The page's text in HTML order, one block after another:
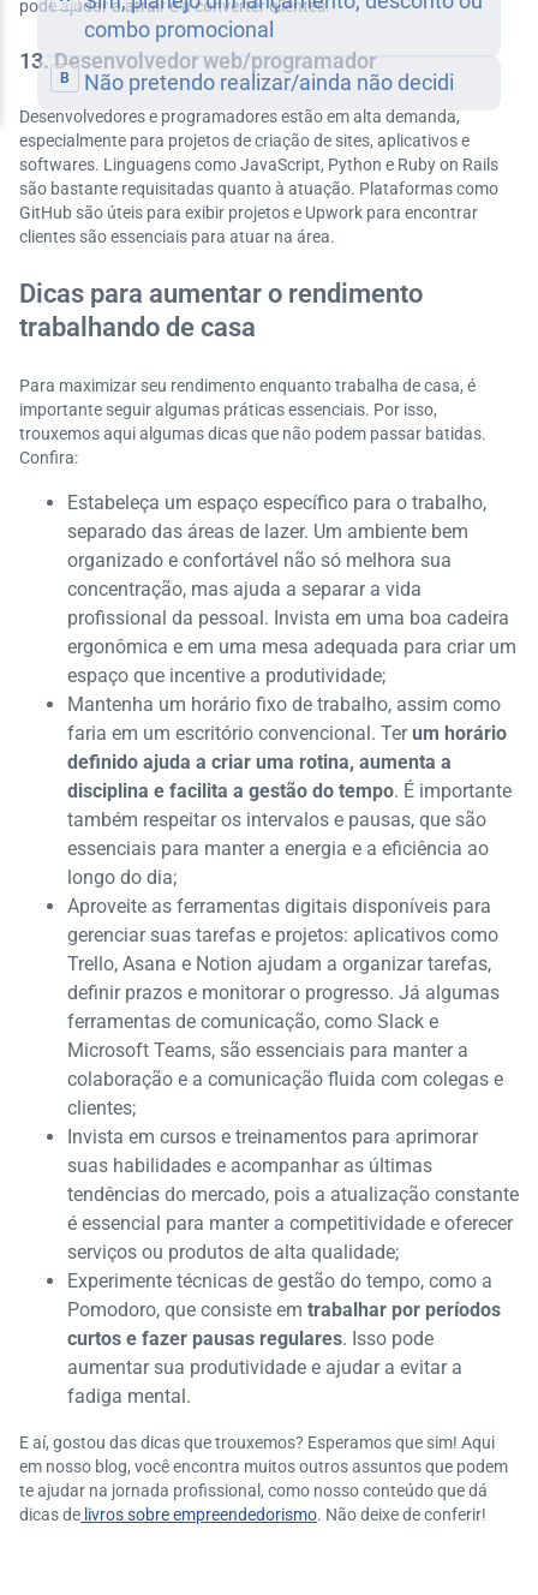
pode ajudar a atrair e a converter clientes.
13. Desenvolvedor web/programador
Desenvolvedores e programadores estão em alta demanda,
especialmente para projetos de criação de sites, aplicativos e
softwares. Linguagens como JavaScript, Python e Ruby on Rails
são bastante requisitadas quanto à atuação. Plataformas como
GitHub são úteis para exibir projetos e Upwork para encontrar
clientes são essenciais para atuar na área.
Dicas para aumentar o rendimento
trabalhando de casa
Para maximizar seu rendimento enquanto trabalha de casa, é
importante seguir algumas práticas essenciais. Por isso,
trouxemos aqui algumas dicas que não podem passar batidas.
Confira:
Estabeleça um espaço específico para o trabalho,
separado das áreas de lazer. Um ambiente bem
organizado e confortável não só melhora sua
concentração, mas ajuda a separar a vida
profissional da pessoal. Invista em uma boa cadeira
ergonômica e em uma mesa adequada para criar um
espaço que incentive a produtividade;
Mantenha um horário fixo de trabalho, assim como
faria em um escritório convencional. Terum horário
definido ajuda a criar uma rotina, aumenta a
disciplina e facilita a gestão do tempo. É importante
também respeitar os intervalos e pausas, que são
essenciais para manter a energia e a eficiência ao
longo do dia;
Aproveite as ferramentas digitais disponíveis para
gerenciar suas tarefas e projetos: aplicativos como
Trello, Asana e Notion ajudam a organizar tarefas,
definir prazos e monitorar o progresso. Já algumas
ferramentas de comunicação, como Slack e
Microsoft Teams, são essenciais para manter a
colaboração e a comunicação fluida com colegas e
clientes;
Invista em cursos e treinamentos para aprimorar
suas habilidades e acompanhar as últimas
tendências do mercado, pois a atualização constante
é essencial para manter a competitividade e oferecer
serviços ou produtos de alta qualidade;
Experimente técnicas de gestão do tempo, como a
Pomodoro, que consiste em trabalhar por períodos
curtos e fazer pausas regulares. Isso pode
aumentar sua produtividade e ajudar a evitar a
fadiga mental.
E aí, gostou das dicas que trouxemos? Esperamos que sim! Aqui
em nosso blog, você encontra muitos outros assuntos que podem
te ajudar na jornada profissional, como nosso conteúdo que dá
dicas de livros sobre empreendedorismo. Não deixe de conferir!